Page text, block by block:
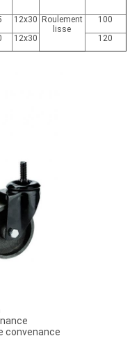
12x30
Roulement
lisse
100
12x30 120
convenance